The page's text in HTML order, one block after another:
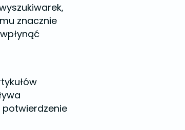
znacznie
potwierdzenie